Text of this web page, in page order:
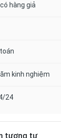
hàng giả
kinh nghiệm
24
tương tự